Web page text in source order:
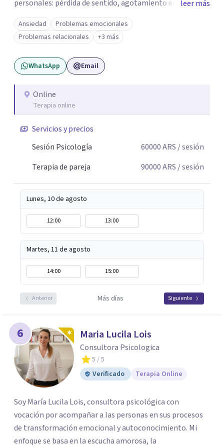
personales: pérdida de sentido, agotamiento emocional
o dificultad para manejar transiciones vitales •Conflictos
relacionales: problemas de pareja, tensiones familiares,
desafíos laborales o dificultades en dinámicas sociales.
leer más
Ansiedad
Problemas emocionales
Problemas relacionales
+3 más
WhatsApp Email
Online
Terapia online
Servicios y precios
Sesión Psicología
60000ARS / sesión
Terapia de pareja
90000ARS / sesión
Lunes, 10 de agosto
12:00 13:00
Martes, 11 de agosto
14:00 15:00
Anterior Más días Siguiente
6 Maria Lucila Lois
Consultora Psicologica
5 / 5
Verificado
Terapia Online
Soy María Lucila Lois, consultora psicológica con
vocación por acompañar a las personas en sus procesos
de transformación emocional y autoconocimiento. Mi
enfoque se basa en la escucha amorosa, la